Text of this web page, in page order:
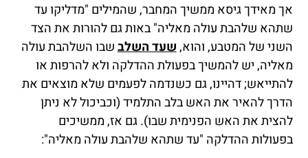
אך מאידך גיסא ממשיך המחבר, שהמילים "מדליקו עד
שתהא שלהבת עולה מאליה" באות גם להורות את הצד
השני של המטבע, והוא,שעד השלבשבו השלהבת עולה
מאליה, יש להמשיך בפעולת ההדלקה ולא להרפות או
להתייאש; דהיינו, גם כשנדמה לפעמים שלא מוצאים את
הדרך להאיר את האש בלב התלמיד (וכביכול לא ניתן
להצית את האש הפנימית שבו). גם אז, ממשיכים
בפעולות ההדלקה "עד שתהא שלהבת עולה מאליה":